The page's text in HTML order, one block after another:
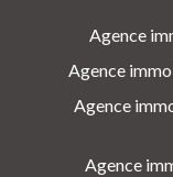
Agence
Agence
Agence
Agence